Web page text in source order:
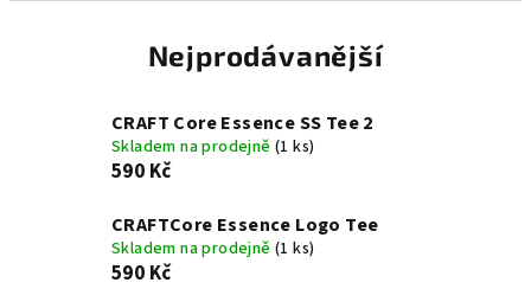
Nejprodávanější
CRAFT Core Essence SS Tee 2
Skladem na prodejně(1 ks)
590 Kč
CRAFTCore Essence Logo Tee
Skladem na prodejně(1 ks)
590 Kč